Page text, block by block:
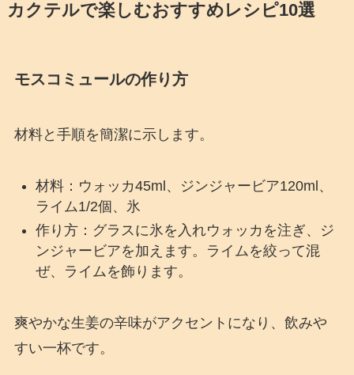
カクテルで楽しむおすすめレシピ10選
モスコミュールの作り方
材料と手順を簡潔に示します。
材料：ウォッカ45ml、ジンジャービア120ml、
ライム1/2個、氷
作り方：グラスに氷を入れウォッカを注ぎ、ジ
ンジャービアを加えます。ライムを絞って混
ぜ、ライムを飾ります。
爽やかな生姜の辛味がアクセントになり、飲みや
すい一杯です。